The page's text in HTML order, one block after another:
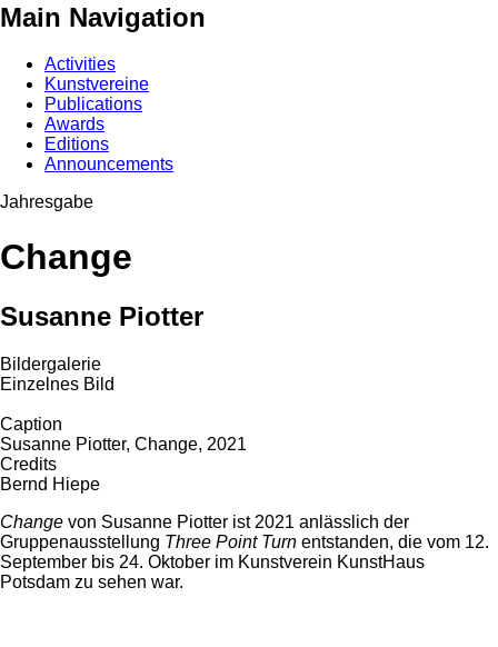
Main Navigation
Activities
Kunstvereine
Publications
Awards
Editions
Announcements
Jahresgabe
Change
Susanne Piotter
Bildergalerie
Einzelnes Bild
Caption
Susanne Piotter, Change, 2021
Credits
Bernd Hiepe
Change von Susanne Piotter ist 2021 anlässlich der
Gruppenausstellung Three Point Turn entstanden, die vom 12.
September bis 24. Oktober im Kunstverein KunstHaus
Potsdam zu sehen war.